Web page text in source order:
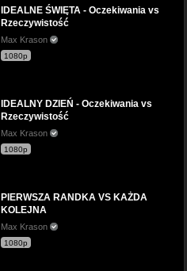
IDEALNE ŚWIĘTA - Oczekiwania vs
Rzeczywistość
Max Krason
1080p
IDEALNY DZIEŃ - Oczekiwania vs
Rzeczywistość
Max Krason
1080p
PIERWSZA RANDKA VS KAŻDA
KOLEJNA
Max Krason
1080p